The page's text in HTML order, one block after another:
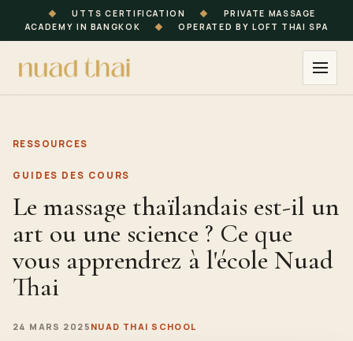
◆ UTTS CERTIFICATION ◆
PRIVATE MASSAGE
ACADEMY IN BANGKOK
◆ OPERATED BY LOFT THAI SPA
RESSOURCES
GUIDES DES COURS
Le massage thaïlandais est-il un
art ou une science ? Ce que
vous apprendrez à l'école Nuad
Thai
24 MARS 2025 NUAD THAI SCHOOL